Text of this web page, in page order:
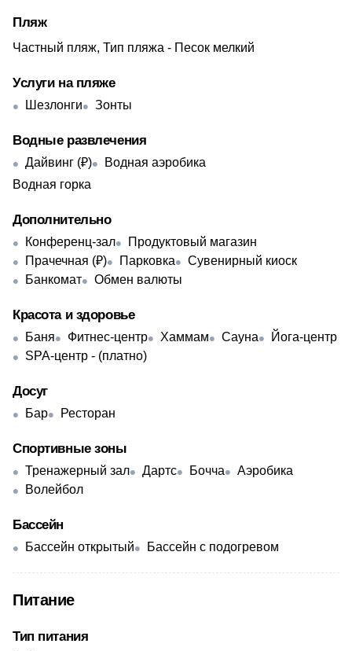
Пляж
Частный пляж, Тип пляжа - Песок мелкий
Услуги на пляже
Шезлонги Зонты
Водные развлечения
Дайвинг (₽)
Водная аэробика
Водная горка
Дополнительно
Конференц-зал
Продуктовый магазин
Прачечная (₽)
Парковка
Сувенирный киоск
Банкомат
Обмен валюты
Красота и здоровье
Баня Фитнес-центр Хаммам Сауна
Йога-центр
SPA-центр - ​(платно)
Досуг
Бар Ресторан
Спортивные зоны
Тренажерный зал Дартс Бочча
Аэробика
Волейбол
Бассейн
Бассейн открытый Бассейн с подогревом
Питание
Тип питания